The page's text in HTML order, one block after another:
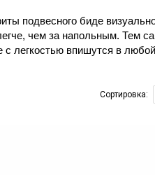
подвесного биде
чем за напольным. Тем
легкостью впишутся в
Сортировка: